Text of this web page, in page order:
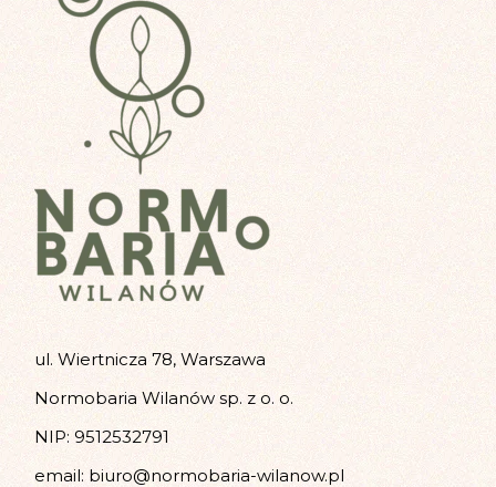
ul. Wiertnicza 78, Warszawa
Normobaria Wilanów sp. z o. o.
NIP: 9512532791
email: biuro@normobaria-wilanow.pl